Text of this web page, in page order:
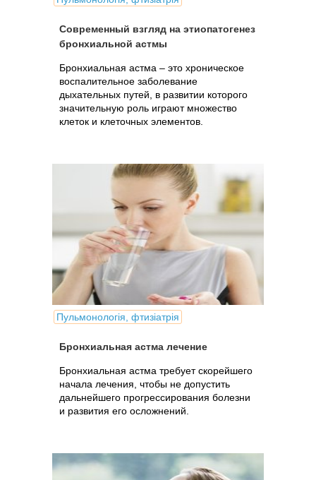
Современный взгляд на этиопатогенез
бронхиальной астмы
Бронхиальная астма – это хроническое
воспалительное заболевание
дыхательных путей, в развитии которого
значительную роль играют множество
клеток и клеточных элементов.
Пульмонологія, фтизіатрія
Бронхиальная астма лечение
Бронхиальная астма требует скорейшего
начала лечения, чтобы не допустить
дальнейшего прогрессирования болезни
и развития его осложнений.